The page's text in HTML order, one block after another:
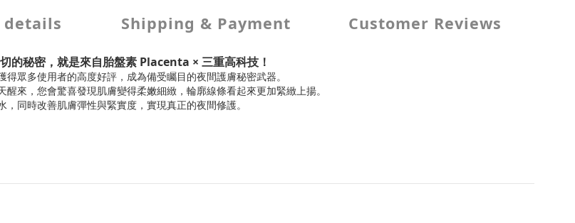
Shipping & Payment Customer Reviews
秘密，就是來自胎盤素 Placenta × 三重高科技！
眾多使用者的高度好評，成為備受矚目的夜間護膚秘密武器。
來，您會驚喜發現肌膚變得柔嫩細緻，輪廓線條看起來更加緊緻上揚。
同時改善肌膚彈性與緊實度，實現真正的夜間修護。